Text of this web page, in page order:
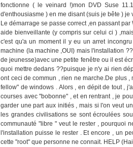
fonctionne ( le veinard !)mon DVD Suse
d'enthousiasme ) en me disant (suis je bête )
Le démarrage se passe correct ,en passant
aide bienveillante (y compris sur celui ci )
c'est qu'a un moment il y eu un arret
machine (la machine ,OUI) mais l'installation
de jeunesse)avec une petite fenêtre ou il est
quoi mettre dedans ??puisque je n'y ai rien
ont ceci de commun , rien ne marche.De plus
fellow" de windows . Alors , en dépit de tout ,
courses avec "bobonne" , et en rentrant , je
garder une part aux initiés , mais si l'on veut
les grandes civilisations se sont écroulées
communauté "libre " veut le rester , pourquoi
l'installation puisse le rester . Et encore , un
cette "root" que personne ne connait. HELP